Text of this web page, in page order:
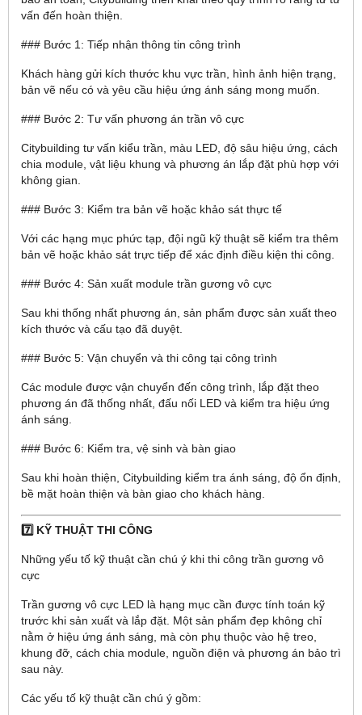
vấn đến hoàn thiện.
### Bước 1: Tiếp nhận thông tin công trình
Khách hàng gửi kích thước khu vực trần, hình ảnh hiện trạng,
bản vẽ nếu có và yêu cầu hiệu ứng ánh sáng mong muốn.
### Bước 2: Tư vấn phương án trần vô cực
Citybuilding tư vấn kiểu trần, màu LED, độ sâu hiệu ứng, cách
chia module, vật liệu khung và phương án lắp đặt phù hợp với
không gian.
### Bước 3: Kiểm tra bản vẽ hoặc khảo sát thực tế
Với các hạng mục phức tạp, đội ngũ kỹ thuật sẽ kiểm tra thêm
bản vẽ hoặc khảo sát trực tiếp để xác định điều kiện thi công.
### Bước 4: Sản xuất module trần gương vô cực
Sau khi thống nhất phương án, sản phẩm được sản xuất theo
kích thước và cấu tạo đã duyệt.
### Bước 5: Vận chuyển và thi công tại công trình
Các module được vận chuyển đến công trình, lắp đặt theo
phương án đã thống nhất, đấu nối LED và kiểm tra hiệu ứng
ánh sáng.
### Bước 6: Kiểm tra, vệ sinh và bàn giao
Sau khi hoàn thiện, Citybuilding kiểm tra ánh sáng, độ ổn định,
bề mặt hoàn thiện và bàn giao cho khách hàng.
7️⃣ KỸ THUẬT THI CÔNG
Những yếu tố kỹ thuật cần chú ý khi thi công trần gương vô
cực
Trần gương vô cực LED là hạng mục cần được tính toán kỹ
trước khi sản xuất và lắp đặt. Một sản phẩm đẹp không chỉ
nằm ở hiệu ứng ánh sáng, mà còn phụ thuộc vào hệ treo,
khung đỡ, cách chia module, nguồn điện và phương án bảo trì
sau này.
Các yếu tố kỹ thuật cần chú ý gồm: